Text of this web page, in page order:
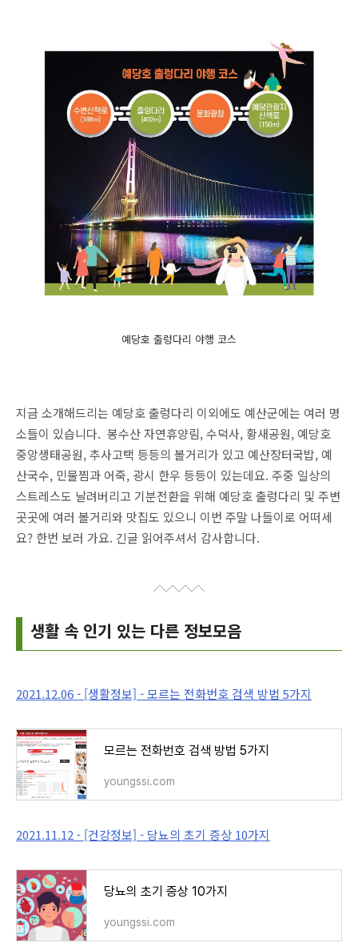
예당호 출렁다리 야행 코스
지금 소개해드리는 예당호 출렁다리 이외에도 예산군에는 여러 명
소들이 있습니다. 봉수산 자연휴양림, 수덕사, 황새공원, 예당호
중앙생태공원, 추사고택 등등의 볼거리가 있고 예산장터국밥, 예
산국수, 민물찜과 어죽, 광시 한우 등등이 있는데요. 주중 일상의
스트레스도 날려버리고 기분전환을 위해 예당호 출렁다리 및 주변
곳곳에 여러 볼거리와 맛집도 있으니 이번 주말 나들이로 어떠세
요? 한번 보러 가요. 긴글 읽어주셔서 감사합니다.
생활 속 인기 있는 다른 정보모음
2021.12.06 - [생활정보] - 모르는 전화번호 검색 방법 5가지
모르는 전화번호 검색 방법 5가지
youngssi.com
2021.11.12 - [건강정보] - 당뇨의 초기 증상 10가지
당뇨의 초기 증상 10가지
youngssi.com